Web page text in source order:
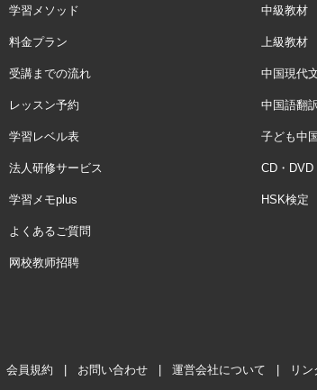
学習メソッド
料金プラン
受講までの流れ
レッスン予約
学習レベル表
法人研修サービス
学習メモplus
よくあるご質問
网校教师招聘
中級教材
上級教材
中国現代
中国語翻
子ども中
CD・DVD
HSK検定
会員規約 お問い合わせ 運営会社について リ